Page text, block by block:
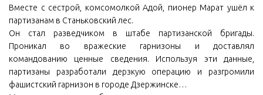
Вместе с сестрой, комсомолкой Адой, пионер Марат ушёл к
партизанам в Станьковский лес.
Он стал разведчиком в штабе партизанской бригады.
Проникал во вражеские гарнизоны и доставлял
командованию ценные сведения. Используя эти данные,
партизаны разработали дерзкую операцию и разгромили
фашистский гарнизон в городе Дзержинске…